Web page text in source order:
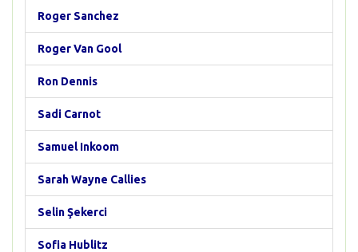
Roger Sanchez
Roger Van Gool
Ron Dennis
Sadi Carnot
Samuel Inkoom
Sarah Wayne Callies
Selin Şekerci
Sofia Hublitz